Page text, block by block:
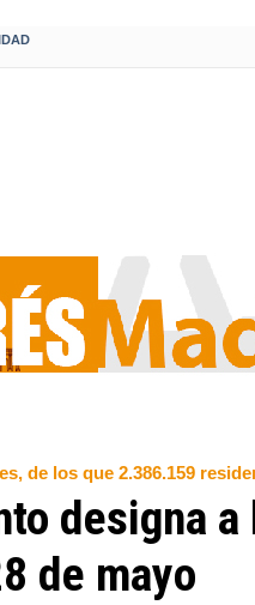
de los que 2.386.159
designa
de mayo